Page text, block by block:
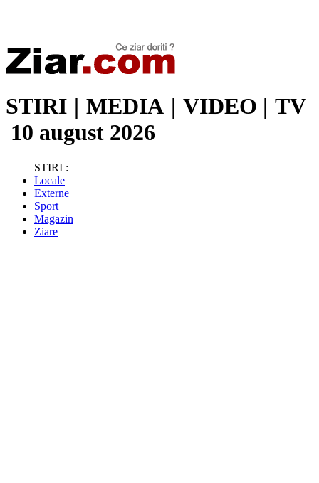
STIRI | MEDIA | VIDEO | TV
10 august 2026
STIRI :
Locale
Externe
Sport
Magazin
Ziare